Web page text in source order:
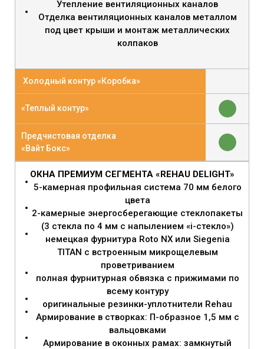
Утепление вентиляционных каналов
Отделка вентиляционных каналов металлом
под цвет крыши и монтаж металлических
колпаков
Холодный контур «Коробка»
«Теплый контур»
Предчистовая отделка
«Вайт Бокс»
ОКНА ПРЕМИУМ СЕГМЕНТА «REHAU DELIGHT»
5-камерная профильная система 70 мм белого
цвета
2-камерные энергосберегающие стеклопакеты
(3 стекла по 4 мм с напылением «i-стекло»)
немецкая фурнитура Roto NX или Siegenia
TITAN с встроенным микрощелевым
проветриванием
полная фурнитурная обвязка с прижимами по
всему контуру
оригинальные резинки-уплотнители Rehau
Армирование в створках: П-образное 1,5 мм с
вальцовками
Армирование в оконных рамах: замкнутый